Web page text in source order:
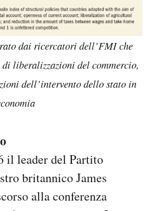
dai ricercatori dell’FMI che
liberalizzazioni del commercio,
dell’intervento dello stato in
il leader del Partito
britannico James
alla conferenza